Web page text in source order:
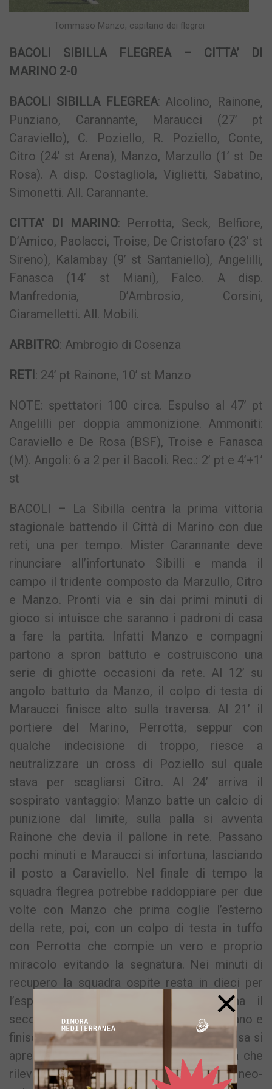
Tommaso Manzo, capitano dei flegrei
BACOLI SIBILLA FLEGREA – CITTA’ DI
MARINO 2-0
BACOLI SIBILLA FLEGREA: Alcolino, Rainone,
Punziano, Carannante, Maraucci (27’ pt
Caraviello), C. Poziello, R. Poziello, Conte,
Citro (24’ st Arena), Manzo, Marzullo (1’ st De
Rosa). A disp. Costagliola, Viglietti, Sabatino,
Simonetti. All. Carannante.
CITTA’ DI MARINO: Perrotta, Seck, Belfiore,
D’Amico, Paolacci, Troise, De Cristofaro (23’ st
Sireno), Kalambay (9’ st Santaniello), Angelilli,
Fanasca (14’ st Miani), Falco. A disp.
Manfredonia, D’Ambrosio, Corsini,
Ciaramelletti. All. Mobili.
ARBITRO: Ambrogio di Cosenza
RETI : 24’ pt Rainone, 10’ st Manzo
NOTE: spettatori 100 circa. Espulso al 47’ pt
Angelilli per doppia ammonizione. Ammoniti:
Caraviello e De Rosa (BSF), Troise e Fanasca
(M). Angoli: 6 a 2 per il Bacoli. Rec.: 2’ pt e 4’+1’
st
BACOLI – La Sibilla centra la prima vittoria
stagionale battendo il Città di Marino con due
reti, una per tempo. Mister Carannante deve
rinunciare all’infortunato Sibilli e manda il
campo il tridente composto da Marzullo, Citro
e Manzo. Pronti via e sin dai primi minuti di
gioco si intuisce che saranno i padroni di casa
a fare la partita. Infatti Manzo e compagni
partono a spron battuto e costruiscono una
serie di ghiotte occasioni da rete. Al 12’ su
angolo battuto da Manzo, il colpo di testa di
Maraucci finisce alto sulla traversa. Al 21’ il
portiere del Marino, Perrotta, seppur con
qualche indecisione di troppo, riesce a
neutralizzare un cross di Poziello sul quale
stava per scagliarsi Citro. Al 24’ arriva il
sospirato vantaggio: Manzo batte un calcio di
punizione dal limite, sulla palla si avventa
Rainone che devia il pallone in rete. Passano
pochi minuti e Maraucci si infortuna, lasciando
il posto a Caraviello. Nel finale di tempo la
squadra flegrea potrebbe raddoppiare per due
volte con Manzo che prima coglie l’esterno
della rete, poi, con un colpo di testa in tuffo
con Perrotta che compie un vero e proprio
miracolo evitando la segnatura. Nei minuti di
recupero la squadra ospite resta in dieci per
l’espulsione di Angelilli che colleziona il
secondo cartellino giallo per un fallo di mano e
finisce anzitempo negli spogliatoi. La ripresa si
apre con l’ingresso in campo di De Rosa che
rileva l’infortunato Marzullo. E proprio il neo-
×